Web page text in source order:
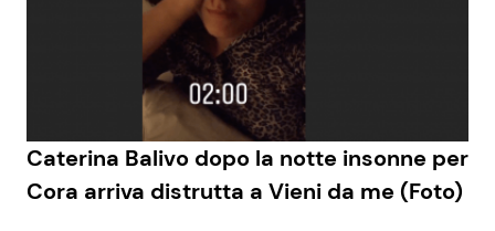
News Spettacolo
Benessere Cucina e Ricette
Caterina Balivo dopo la notte insonne per
Cora arriva distrutta a Vieni da me (Foto)